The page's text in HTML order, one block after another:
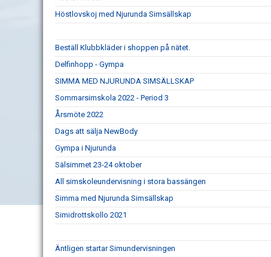
Höstlovskoj med Njurunda Simsällskap
Beställ Klubbkläder i shoppen på nätet.
Delfinhopp - Gympa
SIMMA MED NJURUNDA SIMSÄLLSKAP
Sommarsimskola 2022 - Period 3
Årsmöte 2022
Dags att sälja NewBody
Gympa i Njurunda
Sälsimmet 23-24 oktober
All simskoleundervisning i stora bassängen
Simma med Njurunda Simsällskap
Simidrottskollo 2021
Äntligen startar Simundervisningen